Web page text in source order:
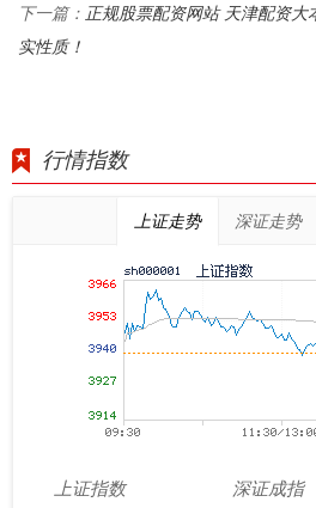
下一篇： 正规股票配资网站 天津配资
实性质！
行情指数
上证走势 深证走势
上证指数
深证成指